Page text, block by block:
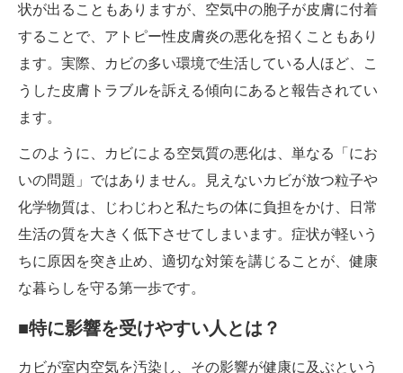
状が出ることもありますが、空気中の胞子が皮膚に付着
することで、アトピー性皮膚炎の悪化を招くこともあり
ます。実際、カビの多い環境で生活している人ほど、こ
うした皮膚トラブルを訴える傾向にあると報告されてい
ます。
このように、カビによる空気質の悪化は、単なる「にお
いの問題」ではありません。見えないカビが放つ粒子や
化学物質は、じわじわと私たちの体に負担をかけ、日常
生活の質を大きく低下させてしまいます。症状が軽いう
ちに原因を突き止め、適切な対策を講じることが、健康
な暮らしを守る第一歩です。
■特に影響を受けやすい人とは？
カビが室内空気を汚染し、その影響が健康に及ぶという